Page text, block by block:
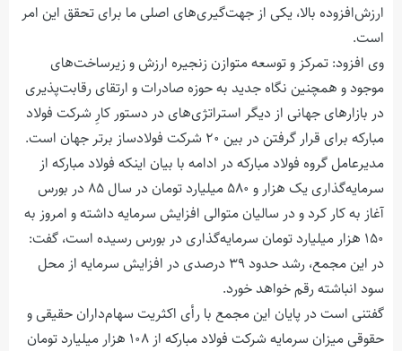
ارزش‌افزوده بالا، یکی از جهت‌گیری‌های اصلی ما برای تحقق این امر
است.
وی افزود: تمرکز و توسعه متوازن زنجیره ارزش و زیرساخت‌های
موجود و همچنین نگاه جدید به حوزه صادرات و ارتقای رقابت‌پذیری
در بازارهای جهانی از دیگر استراتژی‌های در دستور کارِ شرکت فولاد
مبارکه برای قرار گرفتن در بین ۲۰ شرکت فولادساز برتر جهان است.
مدیرعامل گروه فولاد مبارکه در ادامه با بیان اینکه فولاد مبارکه از
سرمایه‌گذاری یک هزار و ۵۸۰ میلیارد تومان در سال ۸۵ در بورس
آغاز به کار کرد و در سالیان متوالی افزایش سرمایه‌ داشته و امروز به
۱۵۰ هزار میلیارد تومان سرمایه‌گذاری در بورس رسیده است، گفت:
در این مجمع، رشد حدود ۳۹ درصدی در افزایش سرمایه از محل
سود انباشته رقم خواهد خورد.
گفتنی است در پایان این مجمع با رأی اکثریت سهام‌داران حقیقی و
حقوقی میزان سرمایه شرکت فولاد مبارکه از ۱۰۸ هزار میلیارد تومان